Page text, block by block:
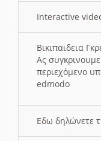
Interactive
Βικιπαιδεια
Ας
περιεχόμενο
edmodo
Εδω δηλώνετε